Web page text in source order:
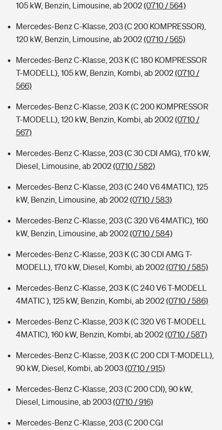
105 kW, Benzin, Limousine, ab 2002(0710 / 564)
Mercedes-Benz C-Klasse, 203 (C 200 KOMPRESSOR),
120 kW, Benzin, Limousine, ab 2002(0710 / 565)
Mercedes-Benz C-Klasse, 203 K (C 180 KOMPRESSOR
T-MODELL), 105 kW, Benzin, Kombi, ab 2002(0710 /
566)
Mercedes-Benz C-Klasse, 203 K (C 200 KOMPRESSOR
T-MODELL), 120 kW, Benzin, Kombi, ab 2002(0710 /
567)
Mercedes-Benz C-Klasse, 203 (C 30 CDI AMG), 170 kW,
Diesel, Limousine, ab 2002(0710 / 582)
Mercedes-Benz C-Klasse, 203 (C 240 V6 4MATIC), 125
kW, Benzin, Limousine, ab 2002(0710 / 583)
Mercedes-Benz C-Klasse, 203 (C 320 V6 4MATIC), 160
kW, Benzin, Limousine, ab 2002(0710 / 584)
Mercedes-Benz C-Klasse, 203 K (C 30 CDI AMG T-
MODELL), 170 kW, Diesel, Kombi, ab 2002(0710 / 585)
Mercedes-Benz C-Klasse, 203 K (C 240 V6 T-MODELL
4MATIC ), 125 kW, Benzin, Kombi, ab 2002(0710 / 586)
Mercedes-Benz C-Klasse, 203 K (C 320 V6 T-MODELL
4MATIC), 160 kW, Benzin, Kombi, ab 2002(0710 / 587)
Mercedes-Benz C-Klasse, 203 K (C 200 CDI T-MODELL),
90 kW, Diesel, Kombi, ab 2003(0710 / 915)
Mercedes-Benz C-Klasse, 203 (C 200 CDI), 90 kW,
Diesel, Limousine, ab 2003(0710 / 916)
Mercedes-Benz C-Klasse, 203 (C 200 CGI